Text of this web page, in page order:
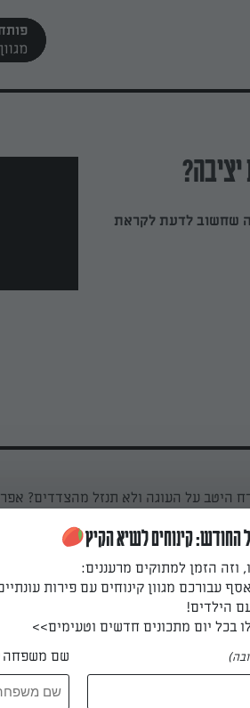
שחשוב לדעת לקראת
היטב על העוגה ולא תנזל מהצדדים?
את השמנת המתוקה למצב הקצפה
החודש: קינוחים לשיא הקיץ
וזה הזמן למתוקים מרעננים:
עבורכם מגוון קינוחים עם פירות
הילדים!
בכל יום מתכונים חדשים וטעימים>>
שם משפחה